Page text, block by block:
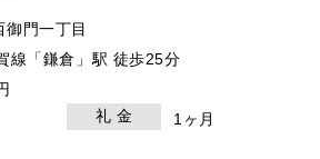
御門一丁目
線「鎌倉」駅 徒歩25分
礼 金 1ヶ月